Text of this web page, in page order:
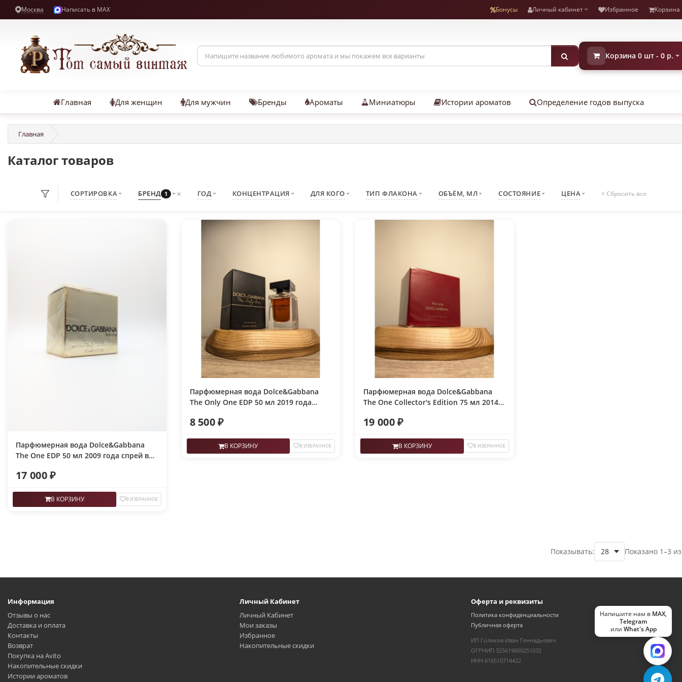
Напишите нам в MAX,
Telegram
или What's App
Москва Написать в MAX Бонусы Личный кабинет Избранное Корзина
Корзина 0 шт - 0 р.
Главная Для женщин Для мужчин Бренды Ароматы Миниатюры Истории ароматов Определение годов выпуска
Главная
Каталог товаров
СОРТИРОВКА БРЕНД 1 × ГОД КОНЦЕНТРАЦИЯ ДЛЯ КОГО ТИП ФЛАКОНА ОБЪЁМ, МЛ СОСТОЯНИЕ ЦЕНА × Сбросить все
Парфюмерная вода Dolce&Gabbana
The One EDP 50 мл 2009 года спрей в
17 000 ₽
В КОРЗИНУ В ИЗБРАННОЕ
Парфюмерная вода Dolce&Gabbana
The Only One EDP 50 мл 2019 года
8 500 ₽
В КОРЗИНУ В ИЗБРАННОЕ
Парфюмерная вода Dolce&Gabbana
The One Collector's Edition 75 мл 2014
19 000 ₽
В КОРЗИНУ В ИЗБРАННОЕ
Показывать: Показано 1–3
Информация
Отзывы о нас
Доставка и оплата
Контакты
Возврат
Покупка на Avito
Накопительные скидки
Истории ароматов
Личный Кабинет
Личный Кабинет
Мои заказы
Избранное
Накопительные скидки
Оферта и реквизиты
Политика конфиденциальности
Публичная оферта
ИП Голиков Иван Геннадьевич
ОГРНИП 325619600251032
ИНН 616510714422